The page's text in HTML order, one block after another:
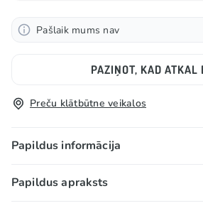
Pašlaik mums nav
PAZIŅOT, KAD ATKAL
Preču klātbūtne veikalos
Papildus informācija
Kolekcijas
Papildus apraksts